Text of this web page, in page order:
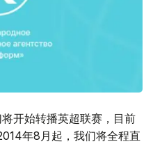
开始转播英超联赛，目前
年8月起，我们将全程直